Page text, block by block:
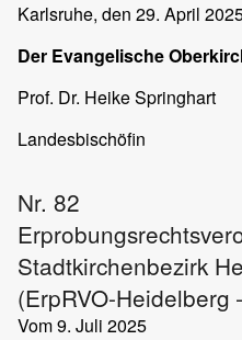
Karlsruhe, den 29. April
Der Evangelische
Prof. Dr. Heike Springhart
Landesbischöfin
Nr. 82
Stadtkirchenbezirk
(ErpRVO-Heidelberg
Vom 9. Juli 2025